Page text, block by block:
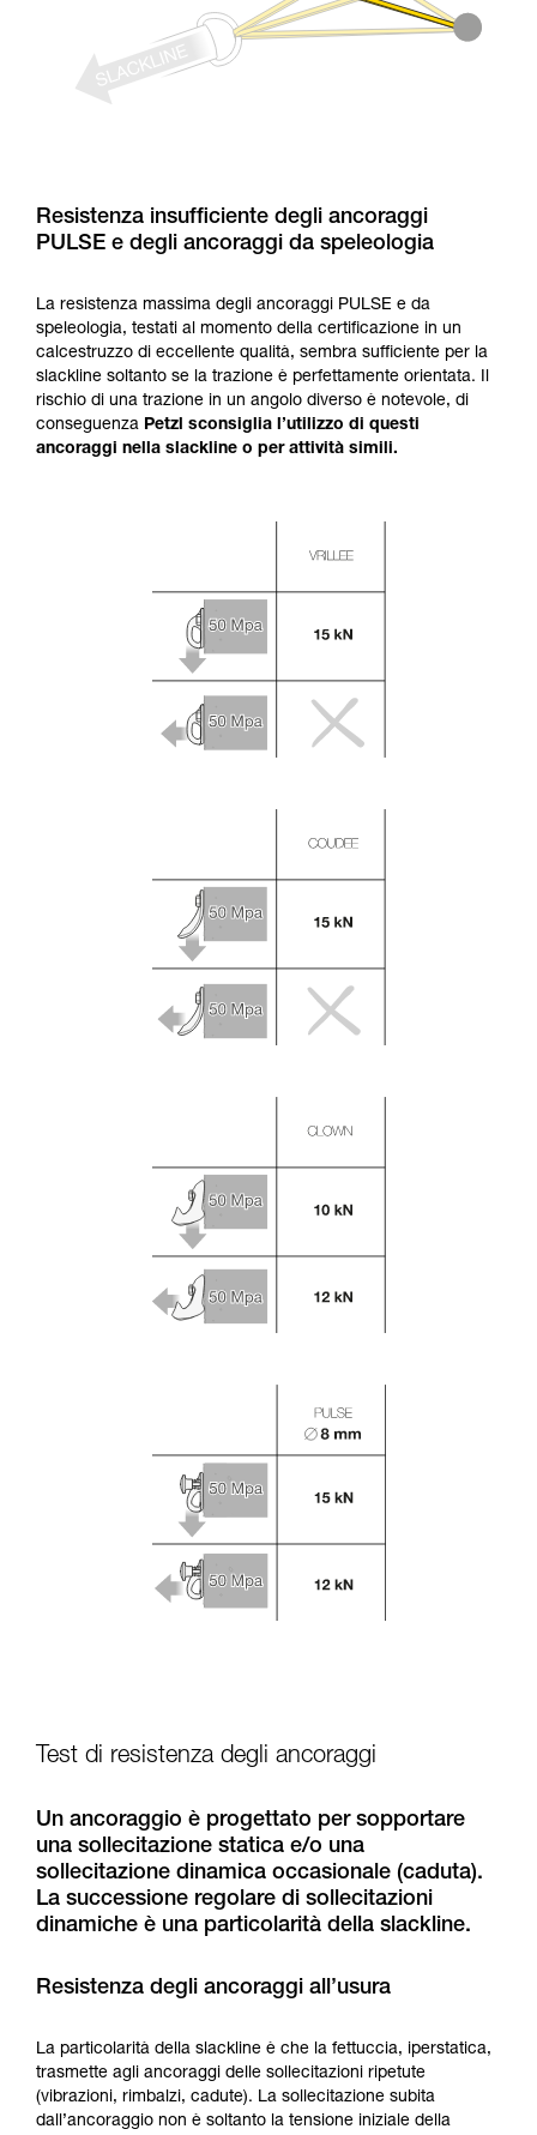
Resistenza insufficiente degli ancoraggi
PULSE e degli ancoraggi da speleologia
La resistenza massima degli ancoraggi PULSE e da
speleologia, testati al momento della certificazione in un
calcestruzzo di eccellente qualità, sembra sufficiente per la
slackline soltanto se la trazione è perfettamente orientata. Il
rischio di una trazione in un angolo diverso è notevole, di
conseguenza Petzl sconsiglia l’utilizzo di questi
ancoraggi nella slackline o per attività simili.
Test di resistenza degli ancoraggi
Un ancoraggio è progettato per sopportare
una sollecitazione statica e/o una
sollecitazione dinamica occasionale (caduta).
La successione regolare di sollecitazioni
dinamiche è una particolarità della slackline.
Resistenza degli ancoraggi all’usura
La particolarità della slackline è che la fettuccia, iperstatica,
trasmette agli ancoraggi delle sollecitazioni ripetute
(vibrazioni, rimbalzi, cadute). La sollecitazione subita
dall’ancoraggio non è soltanto la tensione iniziale della